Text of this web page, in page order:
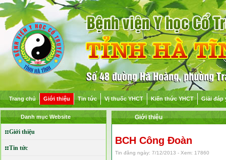
Trang chủ Giới thiệu Tin tức Vị thuốc YHCT Kiến thức YHCT Giải đáp
Danh mục Website
Giới thiệu
Tin tức
Giới thiệu
BCH Công Đoàn
Tin đăng ngày: 7/12/2013 - Xem: 17860